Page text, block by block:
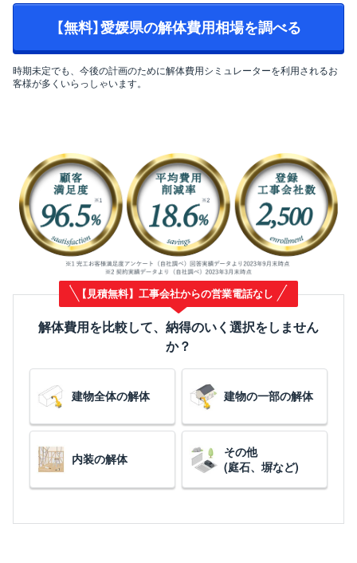
【無料】愛媛県の解体費用相場を調べる
時期未定でも、今後の計画のために解体費用シミュレーターを利用されるお
客様が多くいらっしゃいます。
【見積無料】工事会社からの営業電話なし
解体費用を比較して、納得のいく選択をしません
か？
建物全体の解体 建物の一部の解体
内装の解体
その他
(庭石、塀など)